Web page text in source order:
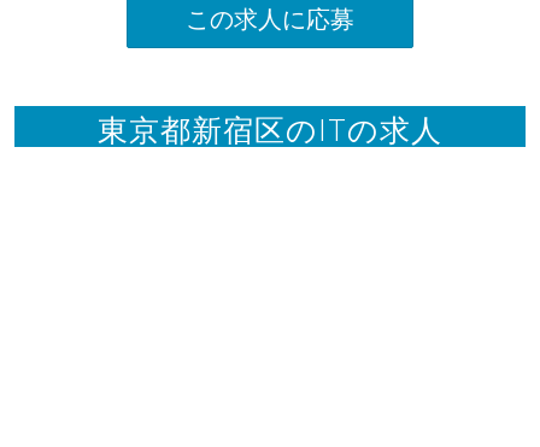
この求人に応募
東京都新宿区のITの求人